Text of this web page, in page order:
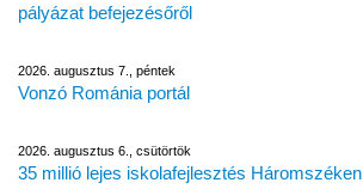
pályázat befejezésőről
2026. augusztus 7., péntek
Vonzó Románia portál
2026. augusztus 6., csütörtök
35 millió lejes iskolafejlesztés Háromszéken